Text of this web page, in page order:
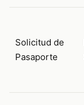
Solicitud de
Pasaporte